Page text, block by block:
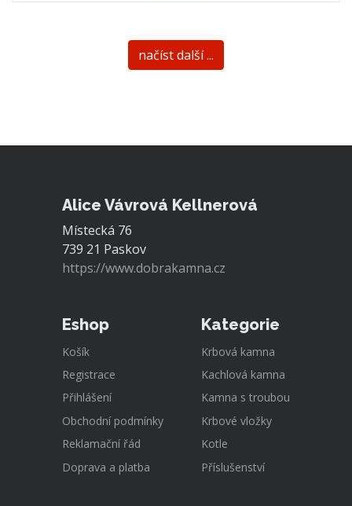
načíst další ...
Alice Vávrová Kellnerová
Místecká 76
739 21 Paskov
https://www.dobrakamna.cz
Eshop
Košík
Registrace
Přihlášení
Obchodní podmínky
Reklamační řád
Doprava a platba
Kategorie
Krbová kamna
Kachlová kamna
Kamna s troubou
Krbové vložky
Kotle
Příslušenství